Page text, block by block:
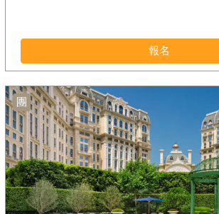
報名
團